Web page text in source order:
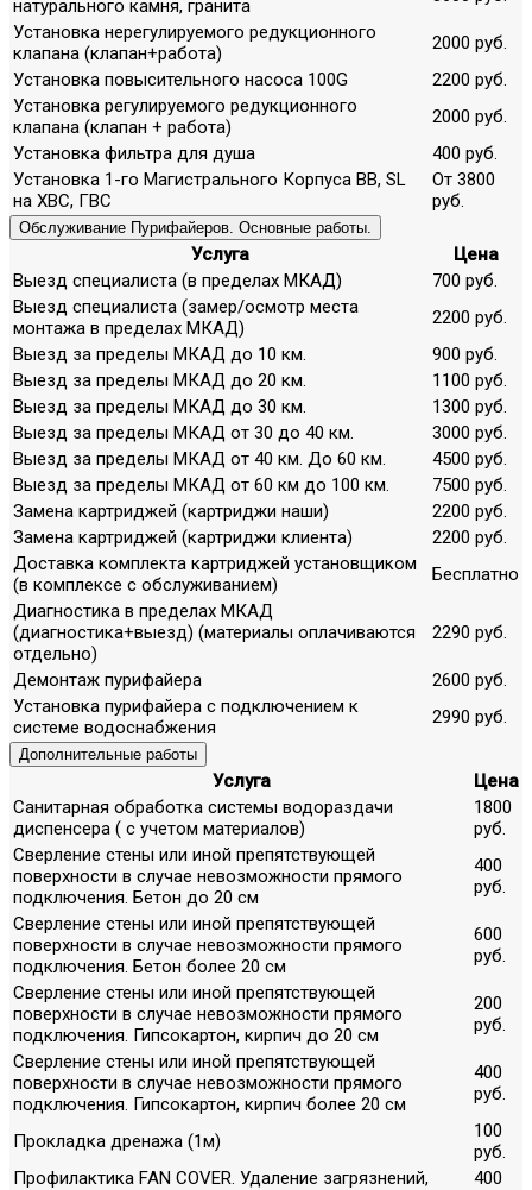
натурального камня, гранита
Установка нерегулируемого редукционного
клапана (клапан+работа)
2000 руб.
Установка повысительного насоса 100G
2200 руб.
Установка регулируемого редукционного
клапана (клапан + работа)
2000 руб.
Установка фильтра для душа
400 руб.
Установка 1-го Магистрального Корпуса ВВ, SL
на ХВС, ГВС
От 3800
руб.
Обслуживание Пурифайеров. Основные работы.
Услуга
Цена
Выезд специалиста (в пределах МКАД)
700 руб.
Выезд специалиста (замер/осмотр места
монтажа в пределах МКАД)
2200 руб.
Выезд за пределы МКАД до 10 км.
900 руб.
Выезд за пределы МКАД до 20 км.
1100 руб.
Выезд за пределы МКАД до 30 км.
1300 руб.
Выезд за пределы МКАД от 30 до 40 км.
3000 руб.
Выезд за пределы МКАД от 40 км. До 60 км.
4500 руб.
Выезд за пределы МКАД от 60 км до 100 км.
7500 руб.
Замена картриджей (картриджи наши)
2200 руб.
Замена картриджей (картриджи клиента)
2200 руб.
Доставка комплекта картриджей установщиком
(в комплексе с обслуживанием)
Бесплатно
Диагностика в пределах МКАД
(диагностика+выезд) (материалы оплачиваются
отдельно)
2290 руб.
Демонтаж пурифайера
2600 руб.
Установка пурифайера с подключением к
системе водоснабжения
2990 руб.
Дополнительные работы
Услуга
Цена
Санитарная обработка системы водораздачи
диспенсера ( с учетом материалов)
1800
руб.
Сверление стены или иной препятствующей
поверхности в случае невозможности прямого
подключения. Бетон до 20 см
400
руб.
Сверление стены или иной препятствующей
поверхности в случае невозможности прямого
подключения. Бетон более 20 см
600
руб.
Сверление стены или иной препятствующей
поверхности в случае невозможности прямого
подключения. Гипсокартон, кирпич до 20 см
200
руб.
Сверление стены или иной препятствующей
поверхности в случае невозможности прямого
подключения. Гипсокартон, кирпич более 20 см
400
руб.
Прокладка дренажа (1м)
100
руб.
Профилактика FAN COVER. Удаление загрязнений,
400